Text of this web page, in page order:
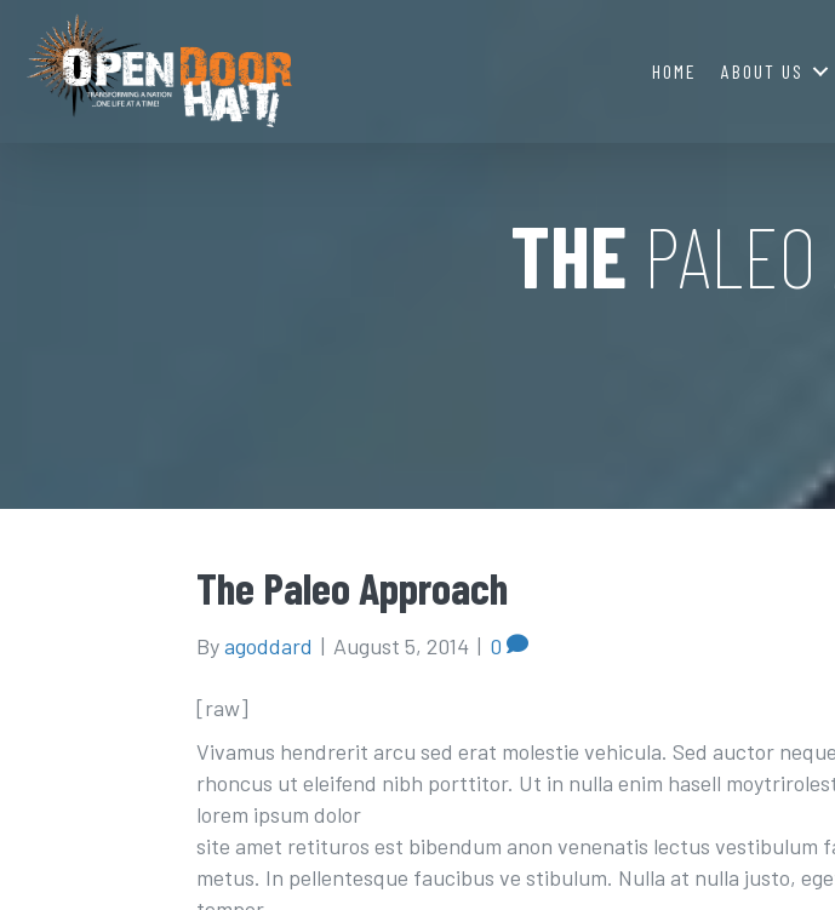
HOME ABOUT US
THE
The Paleo Approach
Byagoddard | August 5, 2014 | 0
[raw]
Vivamus hendrerit arcu sed erat molestie vehicula. Sed auctor
rhoncus ut eleifend nibh porttitor. Ut in nulla enim hasell
lorem ipsum dolor
site amet retituros est bibendum anon venenatis lectus vestibulum
metus. In pellentesque faucibus ve stibulum. Nulla at nulla justo,